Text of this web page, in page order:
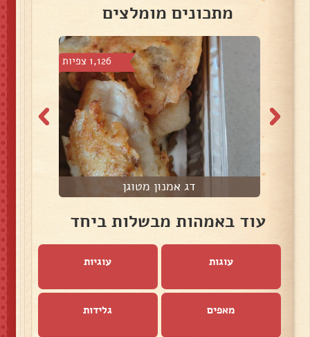
מתכונים מומלצים
1,126 צפיות
דג אמנון מטוגן
עוד באמהות מבשלות ביחד
עוגות עוגיות
מאפים גלידות